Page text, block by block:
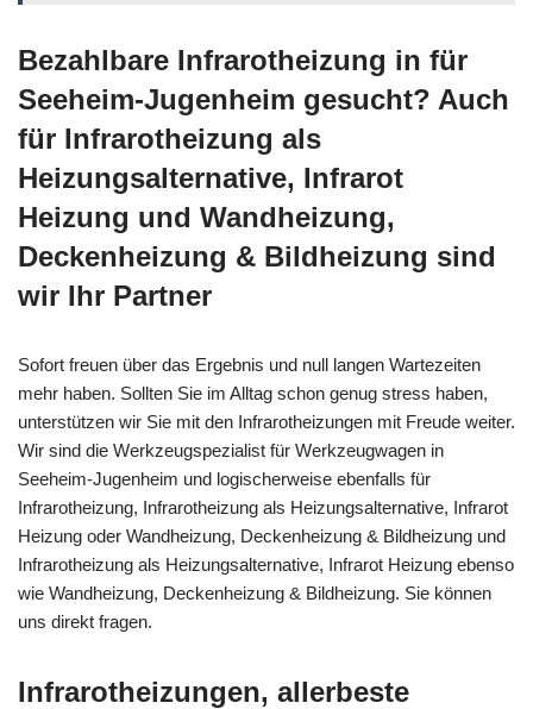
Bezahlbare Infrarotheizung in für
Seeheim-Jugenheim gesucht? Auch
für Infrarotheizung als
Heizungsalternative, Infrarot
Heizung und Wandheizung,
Deckenheizung & Bildheizung sind
wir Ihr Partner
Sofort freuen über das Ergebnis und null langen Wartezeiten
mehr haben. Sollten Sie im Alltag schon genug stress haben,
unterstützen wir Sie mit den Infrarotheizungen mit Freude weiter.
Wir sind die Werkzeugspezialist für Werkzeugwagen in
Seeheim-Jugenheim und logischerweise ebenfalls für
Infrarotheizung, Infrarotheizung als Heizungsalternative, Infrarot
Heizung oder Wandheizung, Deckenheizung & Bildheizung und
Infrarotheizung als Heizungsalternative, Infrarot Heizung ebenso
wie Wandheizung, Deckenheizung & Bildheizung. Sie können
uns direkt fragen.
Infrarotheizungen, allerbeste